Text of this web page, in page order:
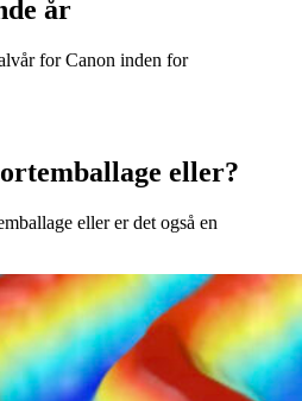
år
for Canon inden for
eller?
eller er det også en